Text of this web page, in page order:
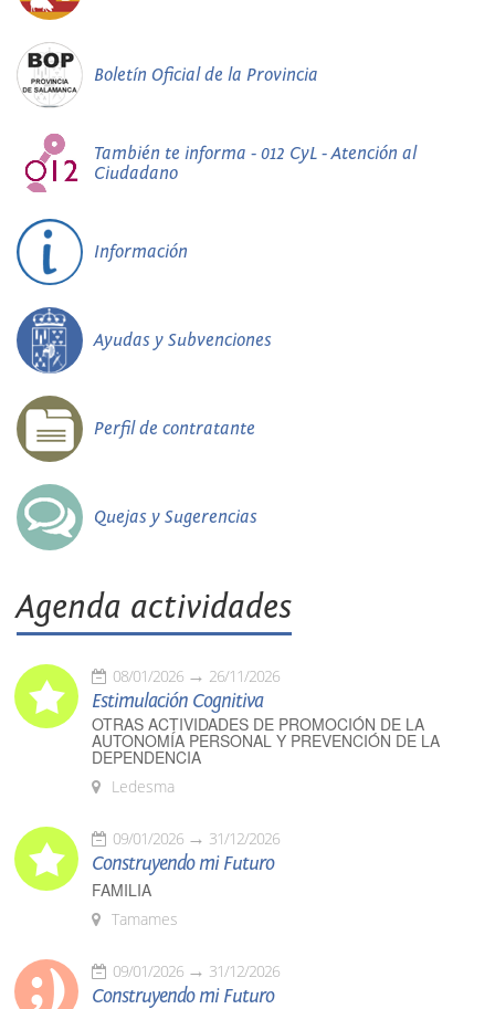
Boletín Oficial de la Provincia
También te informa - 012 CyL - Atención al
Ciudadano
Información
Ayudas y Subvenciones
Perfil de contratante
Quejas y Sugerencias
Agenda actividades
08/01/2026 26/11/2026
Estimulación Cognitiva
OTRAS ACTIVIDADES DE PROMOCIÓN DE LA
AUTONOMÍA PERSONAL Y PREVENCIÓN DE LA
DEPENDENCIA
Ledesma
09/01/2026 31/12/2026
Construyendo mi Futuro
FAMILIA
Tamames
09/01/2026 31/12/2026
Construyendo mi Futuro